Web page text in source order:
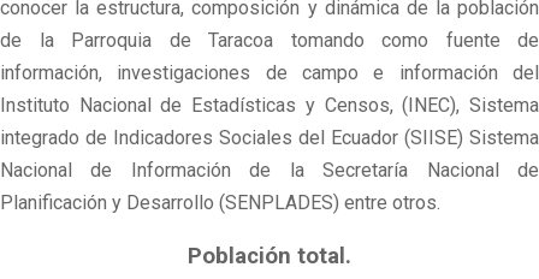
conocer la estructura, composición y dinámica de la población
de la Parroquia de Taracoa tomando como fuente de
información, investigaciones de campo e información del
Instituto Nacional de Estadísticas y Censos, (INEC), Sistema
integrado de Indicadores Sociales del Ecuador (SIISE) Sistema
Nacional de Información de la Secretaría Nacional de
Planificación y Desarrollo (SENPLADES) entre otros.
Población total.